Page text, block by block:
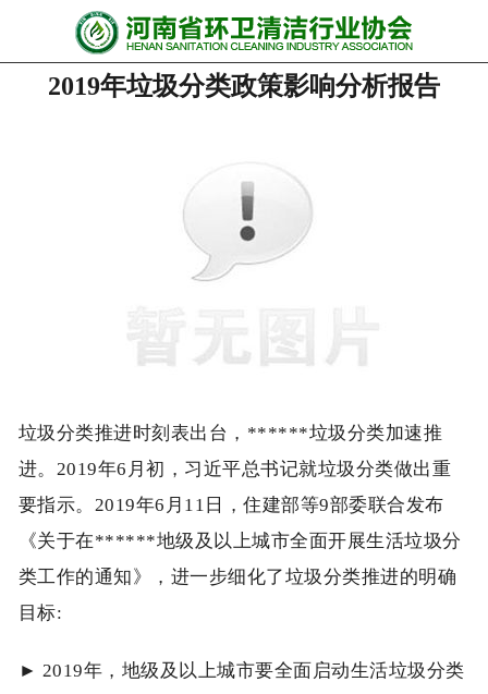
网站首页
协会动态
党政要闻
联系我们
2019年垃圾分类政策影响分析报告
垃圾分类推进时刻表出台，******垃圾分类加速推
进。2019年6月初，习近平总书记就垃圾分类做出重
要指示。2019年6月11日，住建部等9部委联合发布
《关于在******地级及以上城市全面开展生活垃圾分
类工作的通知》，进一步细化了垃圾分类推进的明确
目标:
► 2019年，地级及以上城市要全面启动生活垃圾分类